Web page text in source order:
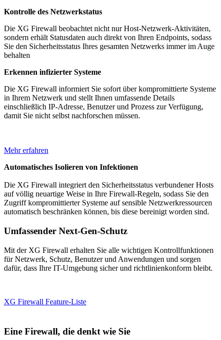
Kontrolle des Netzwerkstatus
Die XG Firewall beobachtet nicht nur Host-Netzwerk-Aktivitäten,
sondern erhält Statusdaten auch direkt von Ihren Endpoints, sodass
Sie den Sicherheitsstatus Ihres gesamten Netzwerks immer im Auge
behalten
Erkennen infizierter Systeme
Die XG Firewall informiert Sie sofort über kompromittierte Systeme
in Ihrem Netzwerk und stellt Ihnen umfassende Details
einschließlich IP-Adresse, Benutzer und Prozess zur Verfügung,
damit Sie nicht selbst nachforschen müssen.
Mehr erfahren
Automatisches Isolieren von Infektionen
Die XG Firewall integriert den Sicherheitsstatus verbundener Hosts
auf völlig neuartige Weise in Ihre Firewall-Regeln, sodass Sie den
Zugriff kompromittierter Systeme auf sensible Netzwerkressourcen
automatisch beschränken können, bis diese bereinigt worden sind.
Umfassender Next-Gen-Schutz
Mit der XG Firewall erhalten Sie alle wichtigen Kontrollfunktionen
für Netzwerk, Schutz, Benutzer und Anwendungen und sorgen
dafür, dass Ihre IT-Umgebung sicher und richtlinienkonform bleibt.
XG Firewall Feature-Liste
Eine Firewall, die denkt wie Sie